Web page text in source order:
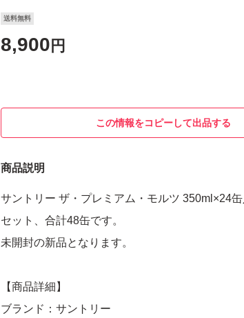
送料無料
8,900 円
この情報をコピーして出品する
商品説明
サントリー ザ・プレミアム・モルツ 350ml×24
セット、合計48缶です。
未開封の新品となります。
【商品詳細】
ブランド：サントリー